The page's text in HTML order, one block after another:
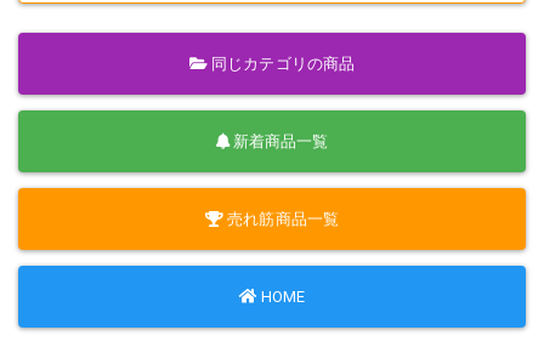
同じカテゴリの商品
新着商品一覧
売れ筋商品一覧
HOME